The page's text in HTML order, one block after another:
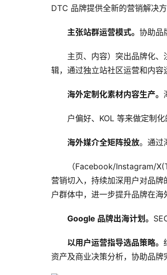
DTC 品牌提供全新的营销解决
主张站群运营模式。 协助品
主页、内容）突出品牌化
辑，通过独立站社区运营和内容
海外定制化素材内容生产。
户偏好、KOL 等来做定制
海外媒介全矩阵投放。通过
（Facebook/Instagram/
营销切入，持续加深用户对品
户群体中，进一步提升品牌在海
Google 品牌出海计划。
以用户运营指导选品策略。
资产及商业决策分析，协助品牌